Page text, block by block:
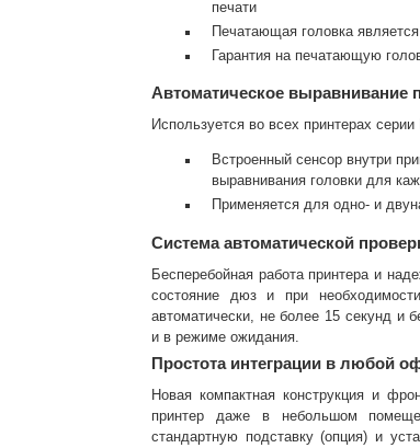
печати
Печатающая головка
Гарантия на печатающую
Автоматическое выравнивание
Используется во всех принтерах
Встроенный сенсор внутри
выравнивания головки для
Применяется для одно- и
Система автоматической
Бесперебойная работа принтера и
состояние дюз и при
автоматически, не более 15 секунд и
и в режиме ожидания.
Простота интеграции в любой
Новая компактная конструкция и
принтер даже в небольшом
стандартную подставку (опция) и